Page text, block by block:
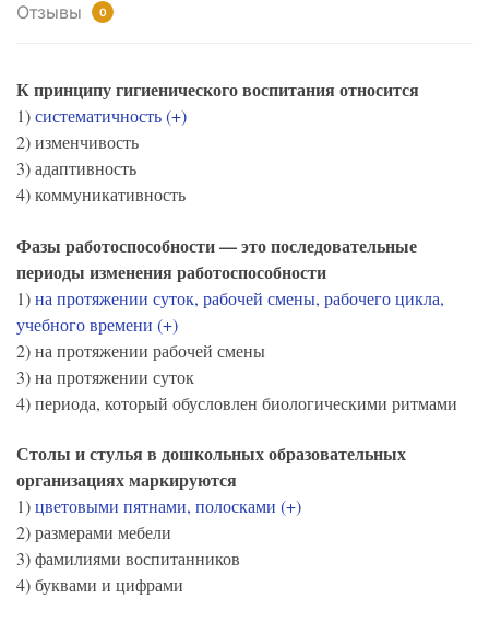
Отзывы 0
К принципу гигиенического воспитания относится
1)систематичность (+)
2) изменчивость
3) адаптивность
4) коммуникативность
Фазы работоспособности — это последовательные
периоды изменения работоспособности
1)на протяжении суток, рабочей смены, рабочего цикла,
учебного времени (+)
2) на протяжении рабочей смены
3) на протяжении суток
4) периода, который обусловлен биологическими ритмами
Столы и стулья в дошкольных образовательных
организациях маркируются
1)цветовыми пятнами, полосками (+)
2) размерами мебели
3) фамилиями воспитанников
4) буквами и цифрами